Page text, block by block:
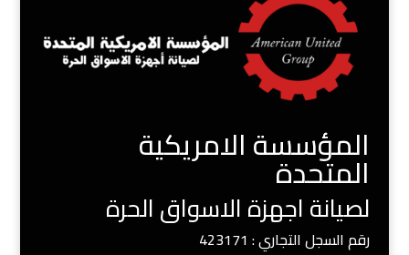
المؤسسة الامريكية
المتحدة
لصيانة اجهزة الاسواق الحرة
رقم السجل التجاري : 423171